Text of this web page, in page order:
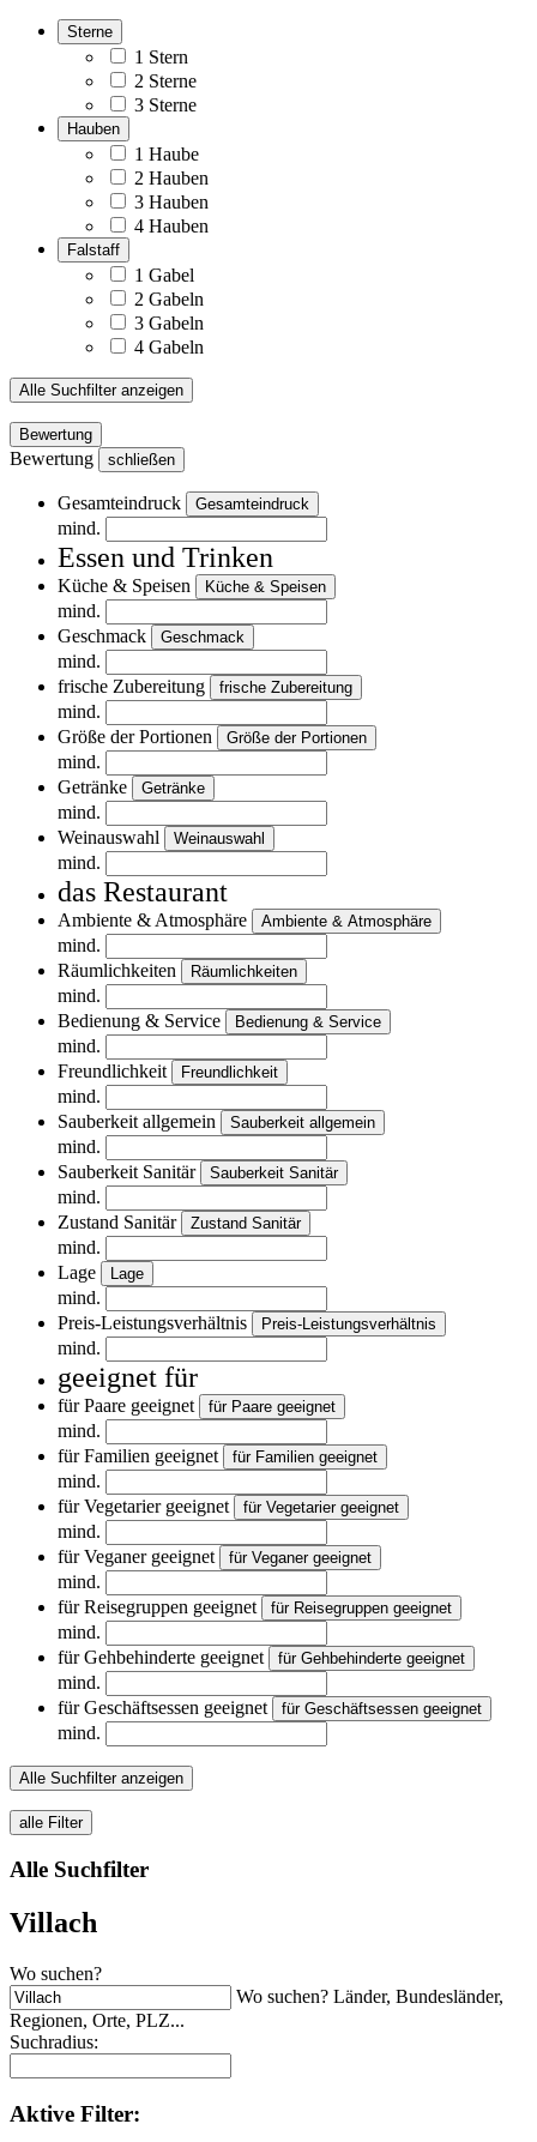
Sterne
1 Stern
2 Sterne
3 Sterne
Hauben
1 Haube
2 Hauben
3 Hauben
4 Hauben
Falstaff
1 Gabel
2 Gabeln
3 Gabeln
4 Gabeln
Alle Suchfilter anzeigen
Bewertung
Bewertung schließen
Gesamteindruck Gesamteindruck
mind.
Essen und Trinken
Küche & Speisen Küche & Speisen
mind.
Geschmack
Geschmack
mind.
frische Zubereitung
frische Zubereitung
mind.
Größe der Portionen
Größe der Portionen
mind.
Getränke
Getränke
mind.
Weinauswahl
Weinauswahl
mind.
das Restaurant
Ambiente & Atmosphäre Ambiente & Atmosphäre
mind.
Räumlichkeiten
Räumlichkeiten
mind.
Bedienung & Service
Bedienung & Service
mind.
Freundlichkeit
Freundlichkeit
mind.
Sauberkeit allgemein
Sauberkeit allgemein
mind.
Sauberkeit Sanitär
Sauberkeit Sanitär
mind.
Zustand Sanitär
Zustand Sanitär
mind.
Lage
Lage
mind.
Preis-Leistungsverhältnis
Preis-Leistungsverhältnis
mind.
geeignet für
für Paare geeignet für Paare geeignet
mind.
für Familien geeignet
für Familien geeignet
mind.
für Vegetarier geeignet
für Vegetarier geeignet
mind.
für Veganer geeignet
für Veganer geeignet
mind.
für Reisegruppen geeignet
für Reisegruppen geeignet
mind.
für Gehbehinderte geeignet
für Gehbehinderte geeignet
mind.
für Geschäftsessen geeignet
für Geschäftsessen geeignet
mind.
Alle Suchfilter anzeigen
alle Filter
Alle Suchfilter
Villach
Wo suchen?
Wo suchen? Länder, Bundesländer,
Regionen, Orte, PLZ...
Suchradius:
Aktive Filter: